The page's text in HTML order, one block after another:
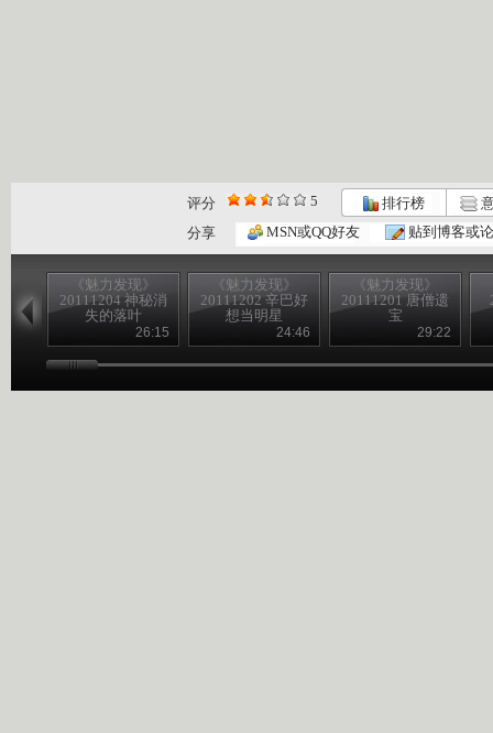
评分 5 排行榜
分享
MSN或QQ好友 贴到博客或
《魅力发现》
20111204 神秘消
失的落叶
26:15
《魅力发现》
20111202 辛巴好
想当明星
24:46
《魅力发现》
20111201 唐僧遗
宝
29:22